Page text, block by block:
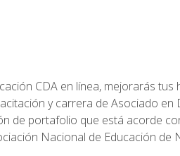
CDA en línea, mejorarás
y carrera de Asociado
de portafolio que está acorde
Nacional de Educación de